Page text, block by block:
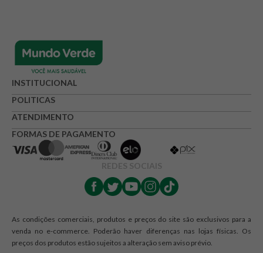
INSTITUCIONAL
POLITICAS
ATENDIMENTO
FORMAS DE PAGAMENTO
REDES SOCIAIS
As condições comerciais, produtos e preços do site são exclusivos para a
venda no e-commerce. Poderão haver diferenças nas lojas físicas. Os
preços dos produtos estão sujeitos a alteração sem aviso prévio.